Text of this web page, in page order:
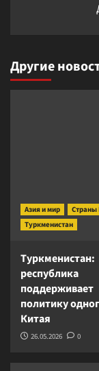
Другие
Азия и мир
Страны
Туркменистан
Туркменистан:
республика
поддерживает
политику
Китая
26.05.2026 0